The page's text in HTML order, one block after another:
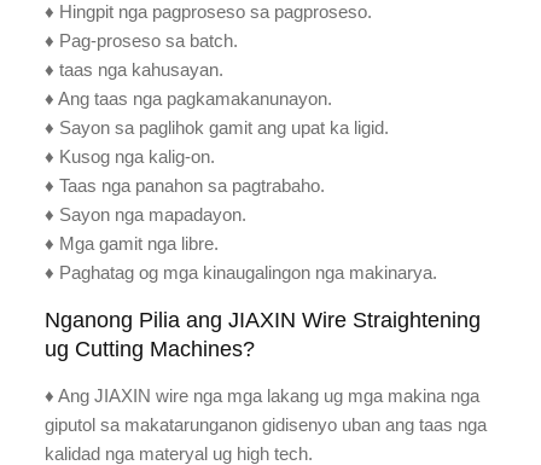
♦ Hingpit nga pagproseso sa pagproseso.
♦ Pag-proseso sa batch.
♦ taas nga kahusayan.
♦ Ang taas nga pagkamakanunayon.
♦ Sayon sa paglihok gamit ang upat ka ligid.
♦ Kusog nga kalig-on.
♦ Taas nga panahon sa pagtrabaho.
♦ Sayon nga mapadayon.
♦ Mga gamit nga libre.
♦ Paghatag og mga kinaugalingon nga makinarya.
Nganong Pilia ang JIAXIN Wire Straightening
ug Cutting Machines?
♦ Ang JIAXIN wire nga mga lakang ug mga makina nga
giputol sa makatarunganon gidisenyo uban ang taas nga
kalidad nga materyal ug high tech.